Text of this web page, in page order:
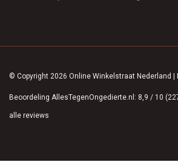
© Copyright 2026 Online Winkelstraat Nederland
Beoordeling AllesTegenOngedierte.nl : 8,9 / 10 (
alle reviews